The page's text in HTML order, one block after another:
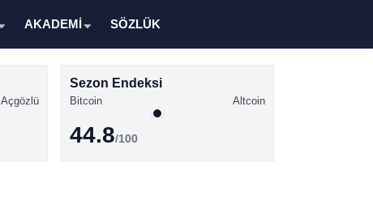
AKADEMİ SÖZLÜK
Açgözlü
Sezon Endeksi
Bitcoin Altcoin
44.8/100